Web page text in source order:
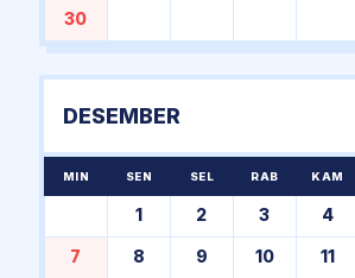
30
DESEMBER
MIN SEN SEL RAB KAM
1 2 3 4
7 8 9 10 11